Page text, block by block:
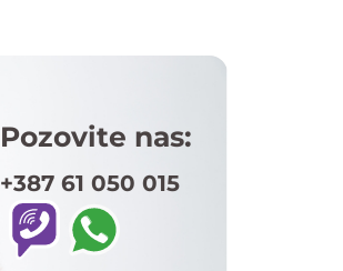
Pozovite nas:
+387 61 050 015